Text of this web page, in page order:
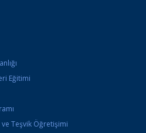
Eğitimi
Teşvik Öğretişimi